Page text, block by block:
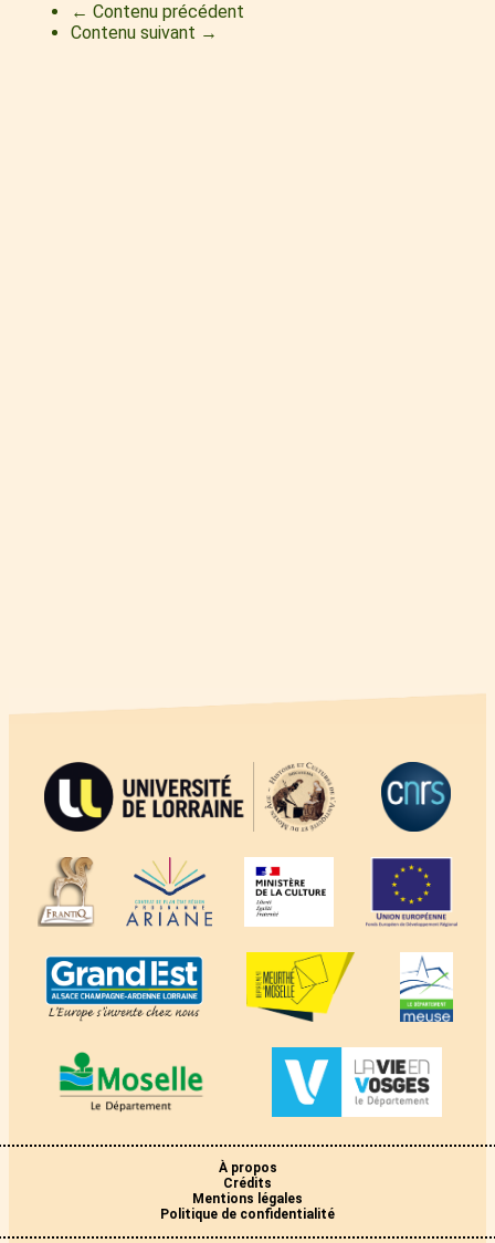
← Contenu précédent
Contenu suivant →
À propos
Crédits
Mentions légales
Politique de confidentialité